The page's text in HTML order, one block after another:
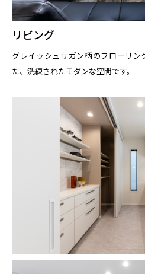
リビング
グレイッシュサガン柄のフローリ
た、洗練されたモダンな空間です。